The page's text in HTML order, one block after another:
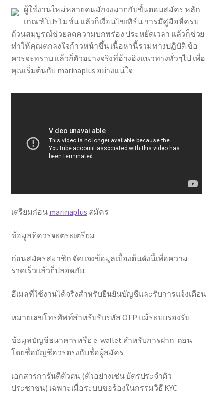
ผู้ใช้งานใหม่หลายคนมักงงมากกับขั้นตอนสมัคร หลัก
เกณฑ์โปรโมชั่น แล้วก็เงื่อนไขเทิร์น การมีคู่มือที่ครบ
ถ้วนสมบูรณ์ช่วยลดความบกพร่อง ประหยัดเวลา แล้วก็ช่วย
ทำให้คุณตกลงใจก้าวหน้าขึ้น เนื้อหานี้รวมทางปฏิบัติ ข้อ
ควรจะทราบ แล้วก็ตัวอย่างจริงที่อ้างอิงแนวทางทั่วๆไป เพื่อ
คุณเริ่มต้นกับ marinaplus อย่างแน่ใจ
เตรียมก่อน marinaplus สมัคร
ข้อมูลที่ควรจะตระเตรียม
ก่อนสมัครสมาชิก จัดแจงข้อมูลเบื้องต้นดังนี้เพื่อความ
รวดเร็วแล้วก็ปลอดภัย:
อีเมลที่ใช้งานได้จริงสำหรับยืนยันบัญชีและรับการแจ้งเตือน
หมายเลขโทรศัพท์สำหรับรับรหัส OTP แม้ระบบรองรับ
ข้อมูลบัญชีธนาคารหรือ e-wallet สำหรับการฝาก-ถอน
โดยชื่อบัญชีควรตรงกับชื่อผู้สมัคร
เอกสารการันตีตัวตน (ตัวอย่างเช่น บัตรประจำตัว
ประชาชน) เฉพาะเมื่อระบบขอร้องในกรรมวิธี KYC